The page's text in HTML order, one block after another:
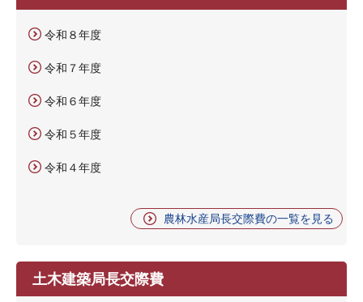
令和８年度
令和７年度
令和６年度
令和５年度
令和４年度
農林水産局長交際費の一覧を見る
土木建築局長交際費